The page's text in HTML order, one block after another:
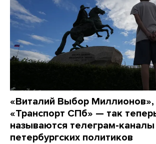
«Виталий Выбор Миллионов»,
«Транспорт СПб» — так
называются телеграм-каналы
петербургских политиков